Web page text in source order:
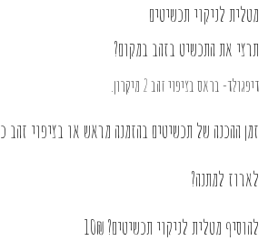
מטלית לניקוי תכשיטים
תרצי את התכשיט בזהב במקום?
דיפגולד- בראס בציפוי זהב 2 מיקרון.
זמן ההכנה של תכשיטים בהזמנה מראש או בציפוי זהב כ18 ימי עסקים
לארוז למתנה?
להוסיף מטלית לניקוי תכשיטים? 10₪